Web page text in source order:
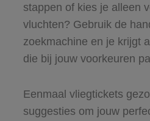
stappen of kies je alleen
vluchten? Gebruik de
zoekmachine en je krijgt
die bij jouw voorkeuren
Eenmaal vliegtickets
suggesties om jouw